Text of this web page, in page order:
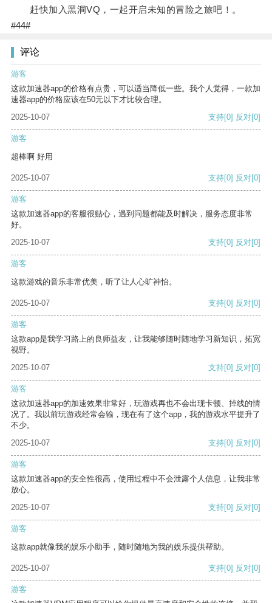
赶快加入黑洞VQ，一起开启未知的冒险之旅吧！。
#44#
评论
游客
这款加速器app的价格有点贵，可以适当降低一些。我个人觉得，一款加
速器app的价格应该在50元以下才比较合理。
2025-10-07
支持[0] 反对[0]
游客
超棒啊 好用
2025-10-07 支持[0] 反对[0]
游客
这款加速器app的客服很贴心，遇到问题都能及时解决，服务态度非常
好。
2025-10-07
支持[0] 反对[0]
游客
这款游戏的音乐非常优美，听了让人心旷神怡。
2025-10-07 支持[0] 反对[0]
游客
这款app是我学习路上的良师益友，让我能够随时随地学习新知识，拓宽
视野。
2025-10-07
支持[0] 反对[0]
游客
这款加速器app的加速效果非常好，玩游戏再也不会出现卡顿、掉线的情
况了。我以前玩游戏经常会输，现在有了这个app，我的游戏水平提升了
不少。
2025-10-07
支持[0] 反对[0]
游客
这款加速器app的安全性很高，使用过程中不会泄露个人信息，让我非常
放心。
2025-10-07
支持[0] 反对[0]
游客
这款app就像我的娱乐小助手，随时随地为我的娱乐提供帮助。
2025-10-07 支持[0] 反对[0]
游客